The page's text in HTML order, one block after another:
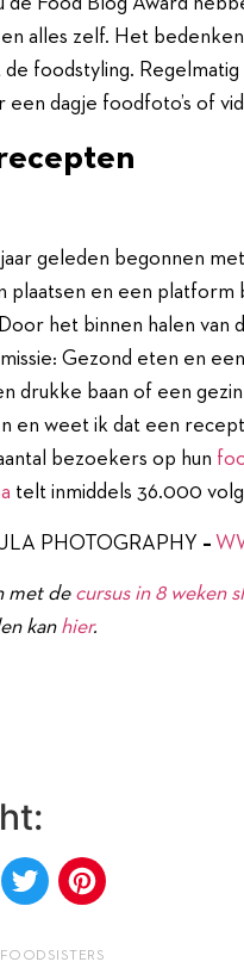
alles zelf. Het
foodstyling. Regelmatig
dagje foodfoto’s of
jaar geleden begonnen
plaatsen en een
het binnen halen van
Gezond eten en
drukke baan of een
en weet ik dat een
bezoekers op hun
telt inmiddels 36.000
PHOTOGRAPHY –
met decursus in 8 weken
kan hier.
FacebookTwitter
FOODSISTERS